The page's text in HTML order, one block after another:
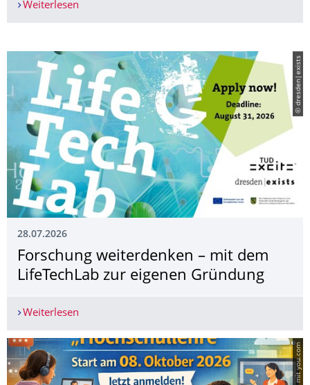
Weiterlesen
© dresden|exists
28.07.2026
Forschung weiterdenken – mit dem
LifeTechLab zur eigenen Gründung
Weiterlesen